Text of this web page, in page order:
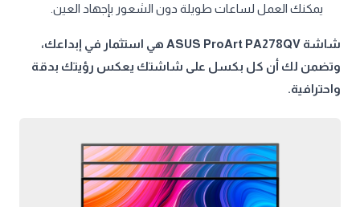
يمكنك العمل لساعات طويلة دون الشعور بإجهاد العين.
شاشة ASUS ProArt PA278QV هي استثمار في إبداعك،
وتضمن لك أن كل بكسل على شاشتك يعكس رؤيتك بدقة
واحترافية.